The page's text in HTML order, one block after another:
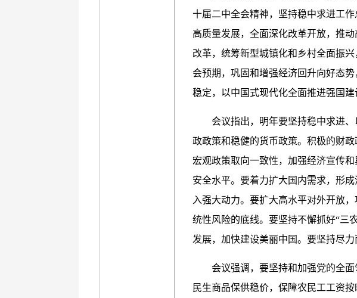
十届二中全会精神，坚持稳中求进工
高质量发展，全面深化改革开放，推
改革，统筹新型城镇化和乡村全面振
会预期，巩固和增强经济回升向好态
稳定，以中国式现代化全面推进强国建
会议指出，明年要坚持稳中求进
政政策和稳健的货币政策。积极的财
宏观政策取向一致性，加强经济宣传
安全水平。要着力扩大国内需求，形
入强大动力。要扩大高水平对外开放
统性风险的底线。要坚持不懈抓好“三
发展，加快建设美丽中国。要坚持尽
会议强调，要坚持和加强党的全
民生商品保供稳价，保障农民工工资